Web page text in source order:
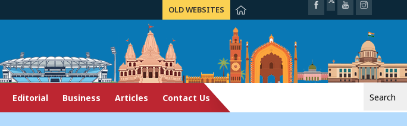
OLD WEBSITES
Editorial Business Articles Contact Us